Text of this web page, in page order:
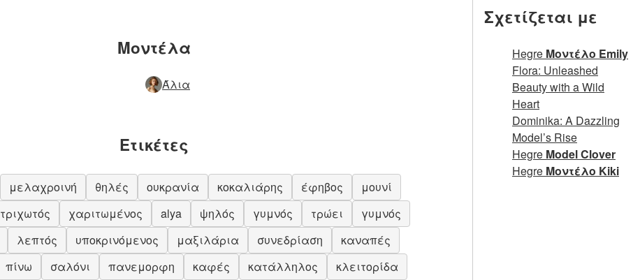
Μοντέλα
Άλια
Ετικέτες
μελαχροινή θηλές ουκρανία κοκαλιάρης έφηβος
μουνί
τριχωτός χαριτωμένος alya ψηλός γυμνός τρώει
γυμνός
λεπτός υποκρινόμενος μαξιλάρια συνεδρίαση
καναπές
πίνω σαλόνι πανεμορφη καφές κατάλληλος κλειτορίδα
Σχετίζεται με
Hegre Μοντέλο Emily
Flora: Unleashed
Beauty with a Wild
Heart
Dominika: A Dazzling
Model’s Rise
Hegre Model Clover
Hegre Μοντέλο Kiki